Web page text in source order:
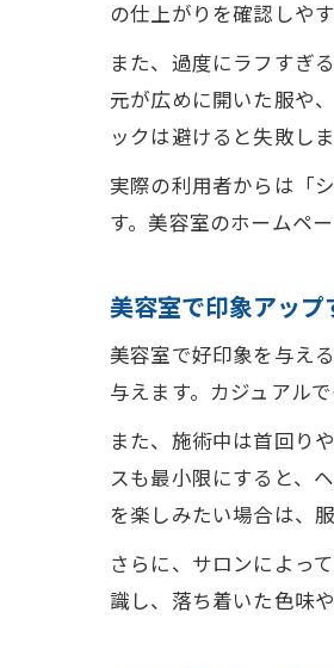
の仕上がりを確認しや
また、過度にラフすぎ
元が広めに開いた服や
ックは避けると失敗しま
実際の利用者からは「
す。美容室のホームペ
美容室で印象アップ
美容室で好印象を与え
与えます。カジュアル
また、施術中は首回り
スも最小限にすると、
を楽しみたい場合は、
さらに、サロンによっ
識し、落ち着いた色味